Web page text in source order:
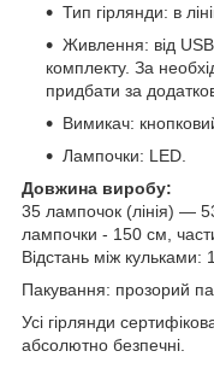
Тип гірлянди: в
Живлення: від
комплекту. За
придбати за
Вимикач:
Лампочки: LED.
Довжина виробу:
35 лампочок (лінія) —
лампочки - 150 см,
Відстань між кульками:
Пакування: прозорий
Усі гірлянди
абсолютно безпечні.